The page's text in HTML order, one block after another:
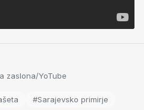
zaslona/YoTube
#Sarajevsko primirje